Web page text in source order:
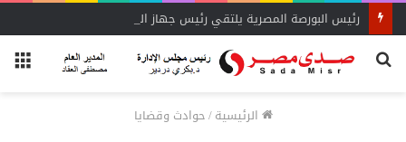
رئيس البورصة المصرية يلتقي رئيس جهاز التمثيل التجاري
بحث
الرئيسية/حوادث وقضايا